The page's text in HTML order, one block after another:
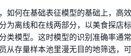
如何在基础表征模型的基础上，高
为离线和在线两部分，以美食探店
类模型。这时模型的识别准确率通
从存量样本池里漫无目的地筛选，